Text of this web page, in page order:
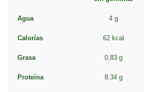
Agua 4 g
Calorías 62 kcal
Grasa 0,83 g
Proteína 8,34 g